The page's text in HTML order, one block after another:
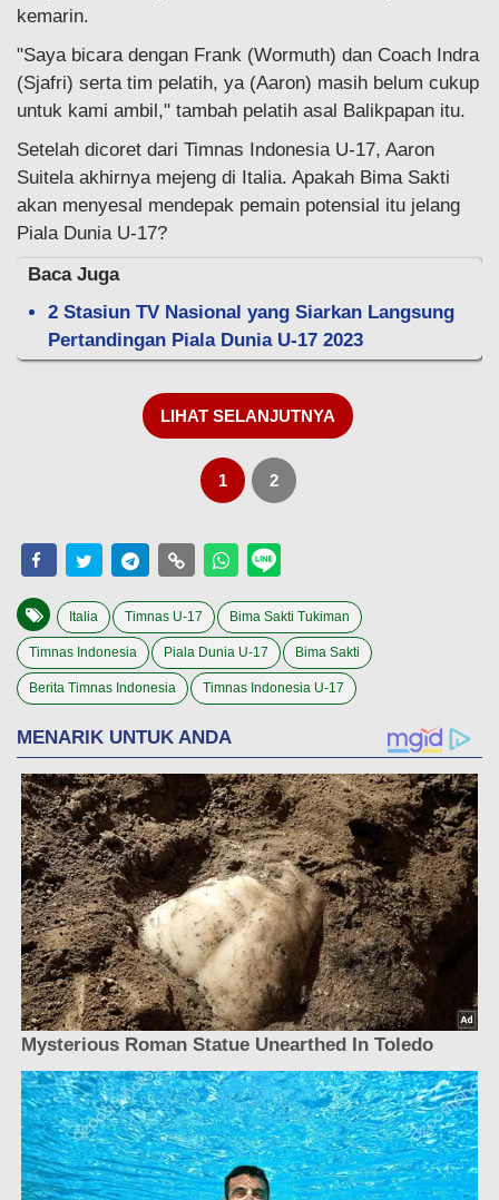
kemarin.
"Saya bicara dengan Frank (Wormuth) dan Coach Indra
(Sjafri) serta tim pelatih, ya (Aaron) masih belum cukup
untuk kami ambil," tambah pelatih asal Balikpapan itu.
Setelah dicoret dari Timnas Indonesia U-17, Aaron
Suitela akhirnya mejeng di Italia. Apakah Bima Sakti
akan menyesal mendepak pemain potensial itu jelang
Piala Dunia U-17?
Baca Juga
2 Stasiun TV Nasional yang Siarkan Langsung
Pertandingan Piala Dunia U-17 2023
LIHAT SELANJUTNYA
1 2
Italia Timnas U-17 Bima Sakti Tukiman
Timnas Indonesia Piala Dunia U-17 Bima Sakti
Berita Timnas Indonesia Timnas Indonesia U-17